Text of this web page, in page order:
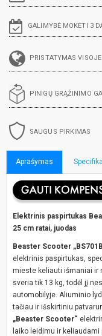
GALIMYBĖ MOKĖTI 3
PRISTATYMAS
PINIGŲ GRĄŽINIMO
SAUGUS PIRKIMAS
Aprašymas
Elektrinis paspirtukas
25 cm ratai, juodas
Beaster Scooter
elektrinis paspirtukas,
mieste keliauti išmaniai ir
sveria tik 13 kg, todėl jį
automobilyje. Aliuminio
tačiau ir išskirtiniu
„Beaster Scooter“
laiko leidimu ir